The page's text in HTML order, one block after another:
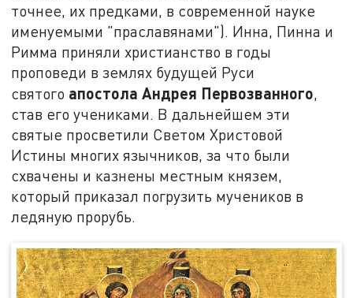
точнее, их предками, в современной науке
именуемыми "праславянами"). Инна, Пинна и
Римма приняли христианство в годы
проповеди в землях будущей Руси
святого апостола Андрея Первозванного,
став его учениками. В дальнейшем эти
святые просветили Светом Христовой
Истины многих язычников, за что были
схвачены и казнены местным князем,
который приказал погрузить мучеников в
ледяную прорубь.